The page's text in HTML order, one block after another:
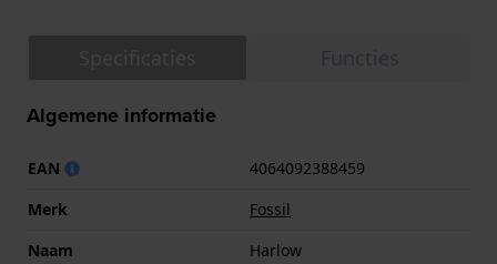
Algemene informatie
EAN
4064092388459
Merk
Fossil
Naam
Harlow